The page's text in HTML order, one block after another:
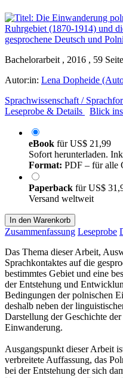
Bachelorarbeit , 2016 , 59
Autor:in: Lena Dopheide
Sprachwissenschaft /
Leseprobe & Details
Blick
eBook fürUS$ 21,99
Sofort herunterladen.
Format: PDF – für alle
Paperback fürUS$
Versand weltweit
In den Warenkorb
Zusammenfassung Leseprobe
Das Thema dieser Arbeit,
Sprachkontaktes auf die
bestimmtes Gebiet und eine
der Entstehung und
Bedingungen der polnischen
deshalb neben der
Darstellung der Geschichte
Einwanderung.
Ausgangspunkt dieser Arbeit
verbreitete Auffassung, das
bei der Entstehung der sich